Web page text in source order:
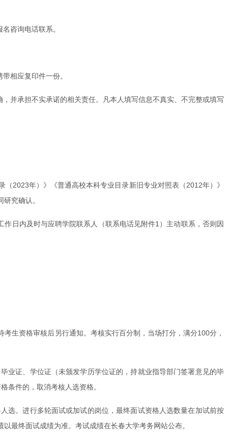
咨询电话联系。
相应复印件一份。
并承担不实承诺的相关责任。凡本人填写信息不真实、不完整或填写
2023年）》《普通高校本科专业目录新旧专业对照表（2012年）》
究确认。
日内及时与应聘学院联系人（联系电话见附件1）主动联系，否则因
生资格审核后另行通知。考核实行百分制，当场打分，满分100分，
业证、学位证（未颁发学历学位证的，持就业指导部门签署意见的毕
条件的，取消考核人选资格。
选。进行多轮面试或加试的岗位，最终面试资格人选数量在加试前按
最终面试成绩为准。考试成绩在长春大学考务网站公布。